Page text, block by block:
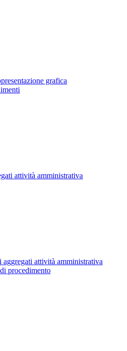
grafica
attività amministrativa
aggregati attività amministrativa
procedimento